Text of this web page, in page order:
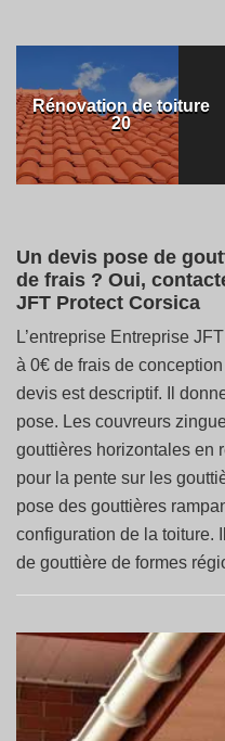
Rénovation de toiture
20
Un devis pose de
de frais ? Oui,
JFT Protect Corsica
L’entreprise Entreprise
à 0€ de frais de
devis est descriptif. Il
pose. Les couvreurs
gouttières horizontales en
pour la pente sur les
pose des gouttières
configuration de la toiture.
de gouttière de formes